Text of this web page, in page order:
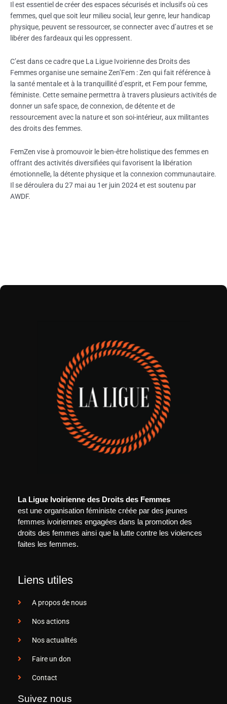
Il est essentiel de créer des espaces sécurisés et inclusifs où ces
femmes, quel que soit leur milieu social, leur genre, leur handicap
physique, peuvent se ressourcer, se connecter avec d’autres et se
libérer des fardeaux qui les oppressent.
C’est dans ce cadre que La Ligue Ivoirienne des Droits des
Femmes organise une semaine Zen’Fem : Zen qui fait référence à
la santé mentale et à la tranquillité d’esprit, et Fem pour femme,
féministe. Cette semaine permettra à travers plusieurs activités de
donner un safe space, de connexion, de détente et de
ressourcement avec la nature et son soi-intérieur, aux militantes
des droits des femmes.
FemZen vise à promouvoir le bien-être holistique des femmes en
offrant des activités diversifiées qui favorisent la libération
émotionnelle, la détente physique et la connexion communautaire.
Il se déroulera du 27 mai au 1er juin 2024 et est soutenu par
AWDF.
La Ligue Ivoirienne des Droits des Femmes
est une organisation féministe créée par des jeunes
femmes ivoiriennes engagées dans la promotion des
droits des femmes ainsi que la lutte contre les violences
faites les femmes.
Liens utiles
A propos de nous
Nos actions
Nos actualités
Faire un don
Contact
Suivez nous